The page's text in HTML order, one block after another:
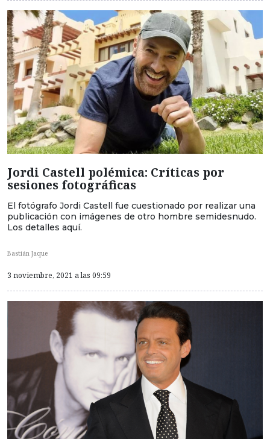
Jordi Castell polémica: Críticas por
sesiones fotográficas
El fotógrafo Jordi Castell fue cuestionado por realizar una
publicación con imágenes de otro hombre semidesnudo.
Los detalles aquí.
Bastián Jaque
3 noviembre, 2021 a las 09:59